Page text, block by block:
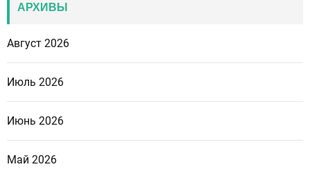
АРХИВЫ
Август 2026
Июль 2026
Июнь 2026
Май 2026